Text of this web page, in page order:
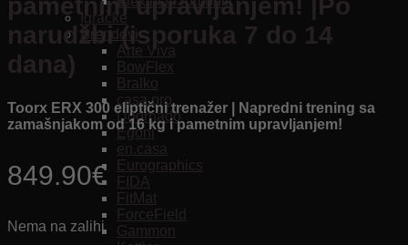
Igračke
Brendovi
Arte Viva
BowFlex
Bralko
casa.pro
Doornado
Egoni
en.casa
Eurographics
FIDA
FitMat
ForceField
Gammon
pametnim upravljanjem! |Po
narudžbi (isporuka 7 do 14
dana)
Toorx ERX 300 eliptični trenažer | Napredni trening sa
zamašnjakom od 16 kg i pametnim upravljanjem!
849.90€
Nema na zalihi